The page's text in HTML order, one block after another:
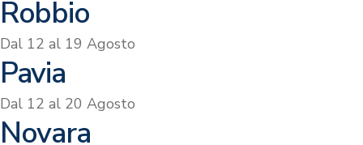
Robbio
Dal 12 al 19 Agosto
Pavia
Dal 12 al 20 Agosto
Novara